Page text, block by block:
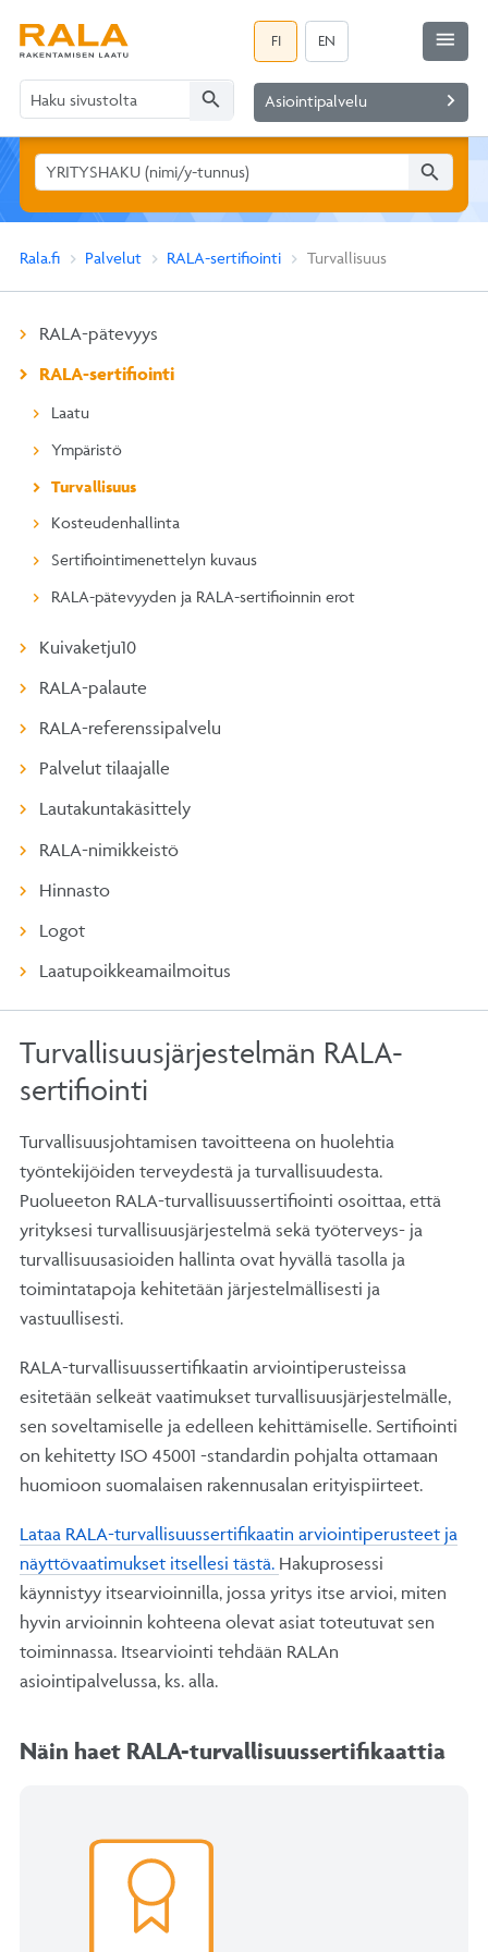
FI EN
search Asiointipalvelu navigate_next
menu
search
Rala.fi Palvelut RALA-sertifiointi Turvallisuus
RALA-pätevyys
RALA-sertifiointi
Laatu
Ympäristö
Turvallisuus
Kosteudenhallinta
Sertifiointimenettelyn kuvaus
RALA-pätevyyden ja RALA-sertifioinnin erot
Kuivaketju10
RALA-palaute
RALA-referenssipalvelu
Palvelut tilaajalle
Lautakuntakäsittely
RALA-nimikkeistö
Hinnasto
Logot
Laatupoikkeamailmoitus
Turvallisuusjärjestelmän RALA-
sertifiointi
Turvallisuusjohtamisen tavoitteena on huolehtia
työntekijöiden terveydestä ja turvallisuudesta.
Puolueeton RALA-turvallisuussertifiointi osoittaa, että
yrityksesi turvallisuusjärjestelmä sekä työterveys- ja
turvallisuusasioiden hallinta ovat hyvällä tasolla ja
toimintatapoja kehitetään järjestelmällisesti ja
vastuullisesti.
RALA-turvallisuussertifikaatin arviointiperusteissa
esitetään selkeät vaatimukset turvallisuusjärjestelmälle,
sen soveltamiselle ja edelleen kehittämiselle. Sertifiointi
on kehitetty ISO 45001 -standardin pohjalta ottamaan
huomioon suomalaisen rakennusalan erityispiirteet.
Lataa RALA-turvallisuussertifikaatin arviointiperusteet ja
näyttövaatimukset itsellesi tästä. Hakuprosessi
käynnistyy itsearvioinnilla, jossa yritys itse arvioi, miten
hyvin arvioinnin kohteena olevat asiat toteutuvat sen
toiminnassa. Itsearviointi tehdään RALAn
asiointipalvelussa, ks. alla.
Näin haet RALA-turvallisuussertifikaattia